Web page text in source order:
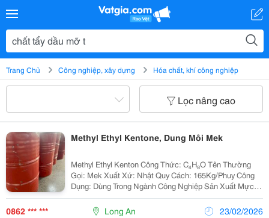
Trang Chủ Công nghiệp, xây dựng Hóa chất, khí công nghiệp
Lọc nâng cao
Methyl Ethyl Kentone, Dung Môi Mek
Methyl Ethyl Kenton Công Thức: C₄H₈O Tên Thường
Gọi: Mek Xuất Xứ: Nhật Quy Cách: 165Kg/Phuy Công
Dụng: Dùng Trong Ngành Công Nghiệp Sản Xuất Mực
In, Cao Su, Chất Kết Dính, Nhựa Tổng Hợp, Sáp
Paraffin, Chất Tẩy Dầu Mỡ, Tẩy Sơn,... Mọi Thông Tin
0862 *** *** Long An 23/02/2026